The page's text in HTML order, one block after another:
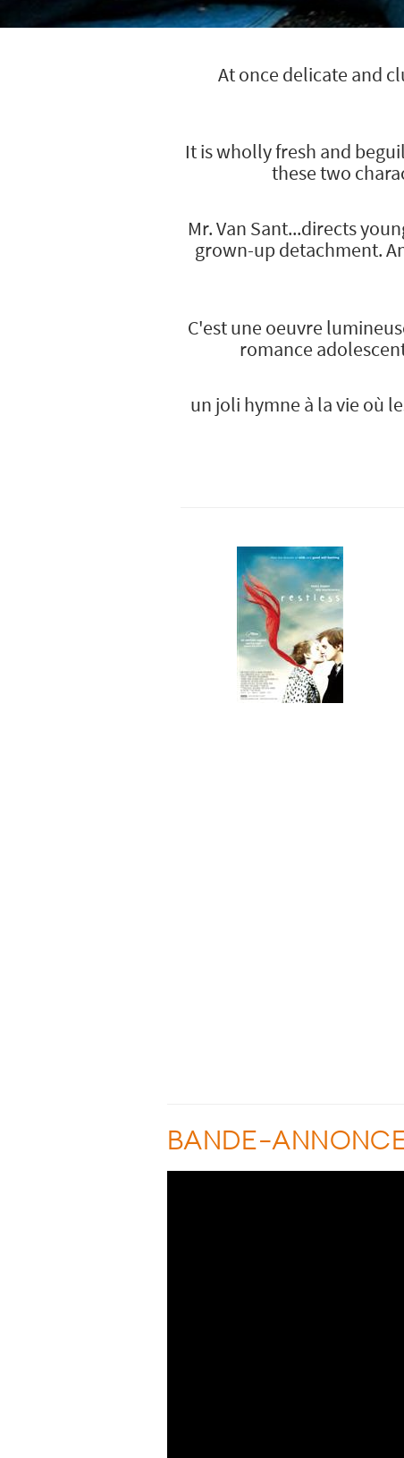
At once delicate and
It is wholly fresh and
these two
Mr. Van Sant...directs
grown-up detachment.
C'est une oeuvre
romance
un joli hymne à la vie où
BANDE-